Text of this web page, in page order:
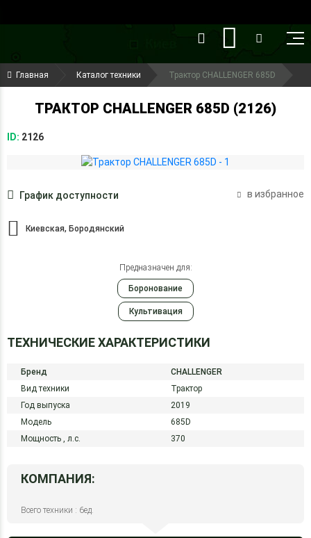
(099) 644-79-22
(050) 416-93-27
Главная Каталог техники Трактор CHALLENGER 685D
ТРАКТОР CHALLENGER 685D (2126)
ID: 2126
График доступности в избранное
Киевская, Бородянский
Предназначен для:
Боронование
Культивация
ТЕХНИЧЕСКИЕ ХАРАКТЕРИСТИКИ
Бренд
CHALLENGER
Вид техники
Трактор
Год выпуска
2019
Модель
685D
Мощность , л.с. 370
КОМПАНИЯ:
Всего техники : 6ед.